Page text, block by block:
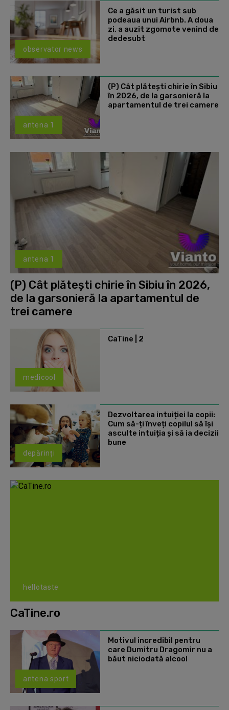
observator news
Ce a găsit un turist sub
podeaua unui Airbnb. A doua
zi, a auzit zgomote venind de
dedesubt
antena 1
(P) Cât plătești chirie în Sibiu
în 2026, de la garsonieră la
apartamentul de trei camere
antena 1
(P) Cât plătești chirie în Sibiu în 2026,
de la garsonieră la apartamentul de
trei camere
medicool
CaTine | 2
depărinți
Dezvoltarea intuiției la copii:
Cum să-ți înveți copilul să își
asculte intuiția și să ia decizii
bune
hellotaste
CaTine.ro
antena sport
Motivul incredibil pentru
care Dumitru Dragomir nu a
băut niciodată alcool